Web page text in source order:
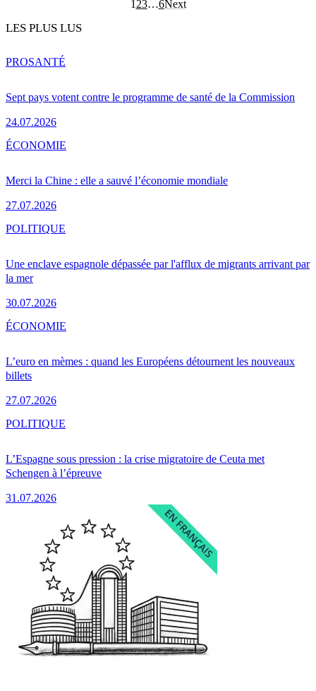
1 23…6Next
LES PLUS LUS
Sept pays votent contre le programme de santé de la Commission
24.07.2026
PROSANTÉ
Merci la Chine : elle a sauvé l’économie mondiale
27.07.2026
ÉCONOMIE
Une enclave espagnole dépassée par l'afflux de migrants arrivant par
la mer
30.07.2026
POLITIQUE
L’euro en mèmes : quand les Européens détournent les nouveaux
billets
27.07.2026
ÉCONOMIE
L’Espagne sous pression : la crise migratoire de Ceuta met
Schengen à l’épreuve
31.07.2026
POLITIQUE